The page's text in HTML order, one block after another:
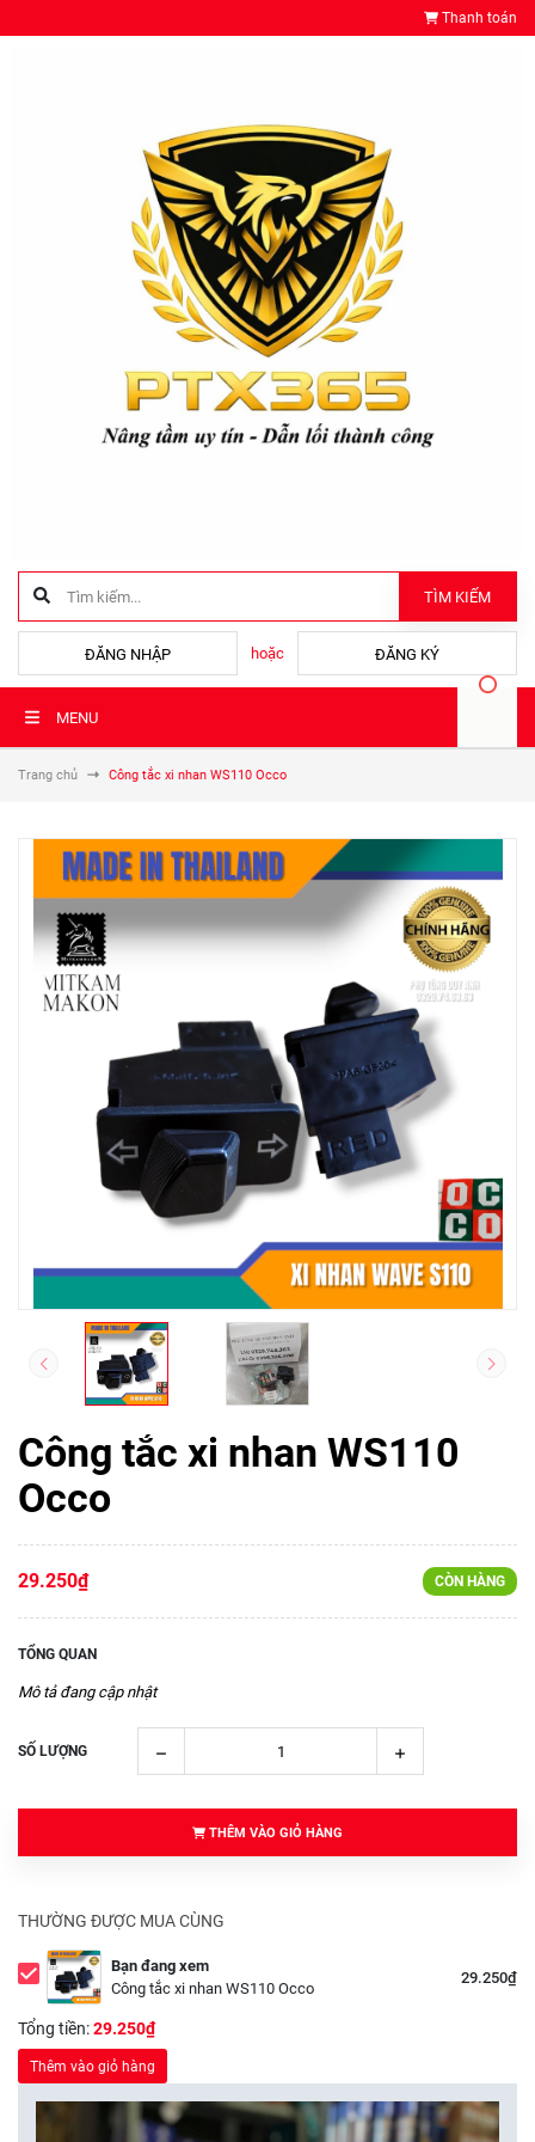
Thanh toán
TÌM KIẾM
ĐĂNG NHẬP hoặc ĐĂNG KÝ
MENU
Trang chủ Công tắc xi nhan WS110 Occo
Công tắc xi nhan WS110
Occo
29.250₫ CÒN HÀNG
TỔNG QUAN
Mô tả đang cập nhật
SỐ LƯỢNG
THÊM VÀO GIỎ HÀNG
THƯỜNG ĐƯỢC MUA CÙNG
Bạn đang xem
Công tắc xi nhan WS110 Occo
29.250₫
Tổng tiền:29.250₫
Thêm vào giỏ hàng